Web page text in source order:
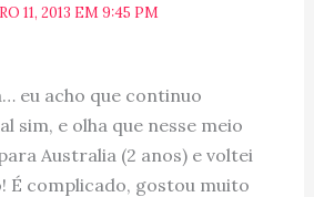
11, 2013 EM 9:45 PM
eu acho que continuo
sim, e olha que nesse meio
Australia (2 anos) e voltei
É complicado, gostou muito